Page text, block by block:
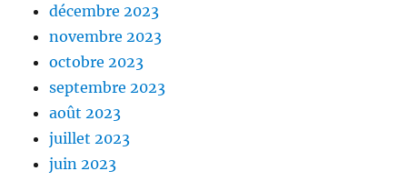
décembre 2023
novembre 2023
octobre 2023
septembre 2023
août 2023
juillet 2023
juin 2023